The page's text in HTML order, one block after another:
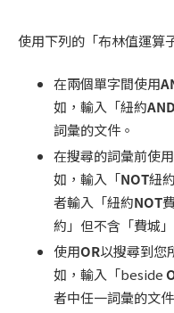
使用下列的「布林值運算
在兩個單字間使用
如，輸入「紐約AND
詞彙的文件。
在搜尋的詞彙前使用
如，輸入「NOT紐
者輸入「紐約NOT
約」但不含「費城
使用OR以搜尋到您
如，輸入「beside
者中任一詞彙的文件